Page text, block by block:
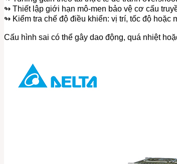
↬ Thiết lập giới hạn mô-men bảo vệ cơ cấu
↬ Kiểm tra chế độ điều khiển: vị trí, tốc độ hoặc
Cấu hình sai có thể gây dao động, quá nhiệt